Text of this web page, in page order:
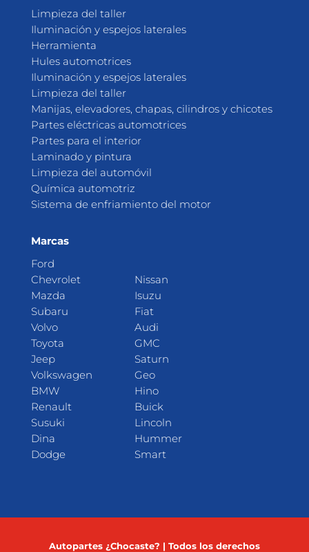
Limpieza del taller
Iluminación y espejos laterales
Herramienta
Hules automotrices
Iluminación y espejos laterales
Limpieza del taller
Manijas, elevadores, chapas, cilindros y chicotes
Partes eléctricas automotrices
Partes para el interior
Laminado y pintura
Limpieza del automóvil
Química automotriz
Sistema de enfriamiento del motor
Marcas
Ford
Chevrolet
Mazda
Subaru
Volvo
Toyota
Jeep
Volkswagen
BMW
Renault
Susuki
Dina
Dodge
Nissan
Isuzu
Fiat
Audi
GMC
Saturn
Geo
Hino
Buick
Lincoln
Hummer
Smart
Autopartes ¿Chocaste? | Todos los derechos